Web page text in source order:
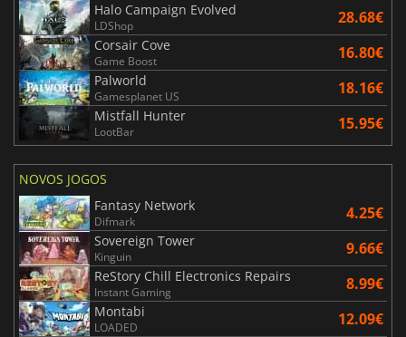
Halo Campaign Evolved
LDShop 28.68€
Corsair Cove
Game Boost 16.80€
Palworld
Gamesplanet US 18.16€
Mistfall Hunter
LootBar 15.95€
NOVOS JOGOS
Fantasy Network
Difmark 4.25€
Sovereign Tower
Kinguin 9.66€
ReStory Chill Electronics Repairs
Instant Gaming 8.99€
Montabi
LOADED 12.09€